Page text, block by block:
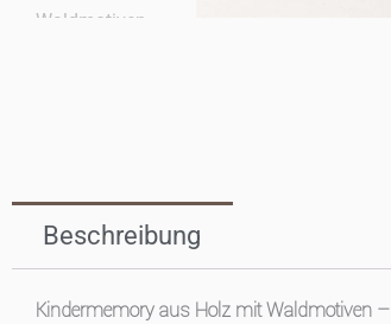
Beschreibung
Kindermemory aus Holz mit Waldmotiven –